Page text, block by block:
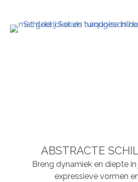
ABSTRACTE
Breng dynamiek en diepte
expressieve vormen